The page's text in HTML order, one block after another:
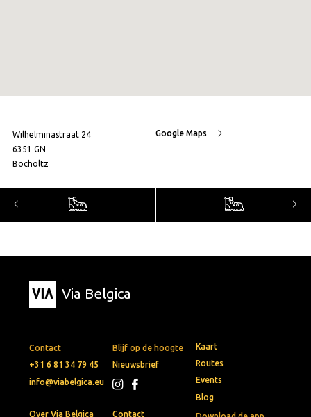
Wilhelminastraat 24
6351 GN
Bocholtz
Google Maps
Via Belgica
Contact
+31 6 81 34 79 45
info@viabelgica.eu
Blijf op de hoogte
Nieuwsbrief
Kaart
Routes
Events
Blog
Over Via Belgica
Contact